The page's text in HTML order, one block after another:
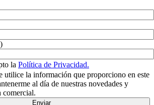
la Política de Privacidad.
utilice la información que proporciono en este
al día de nuestras novedades y
comercial.